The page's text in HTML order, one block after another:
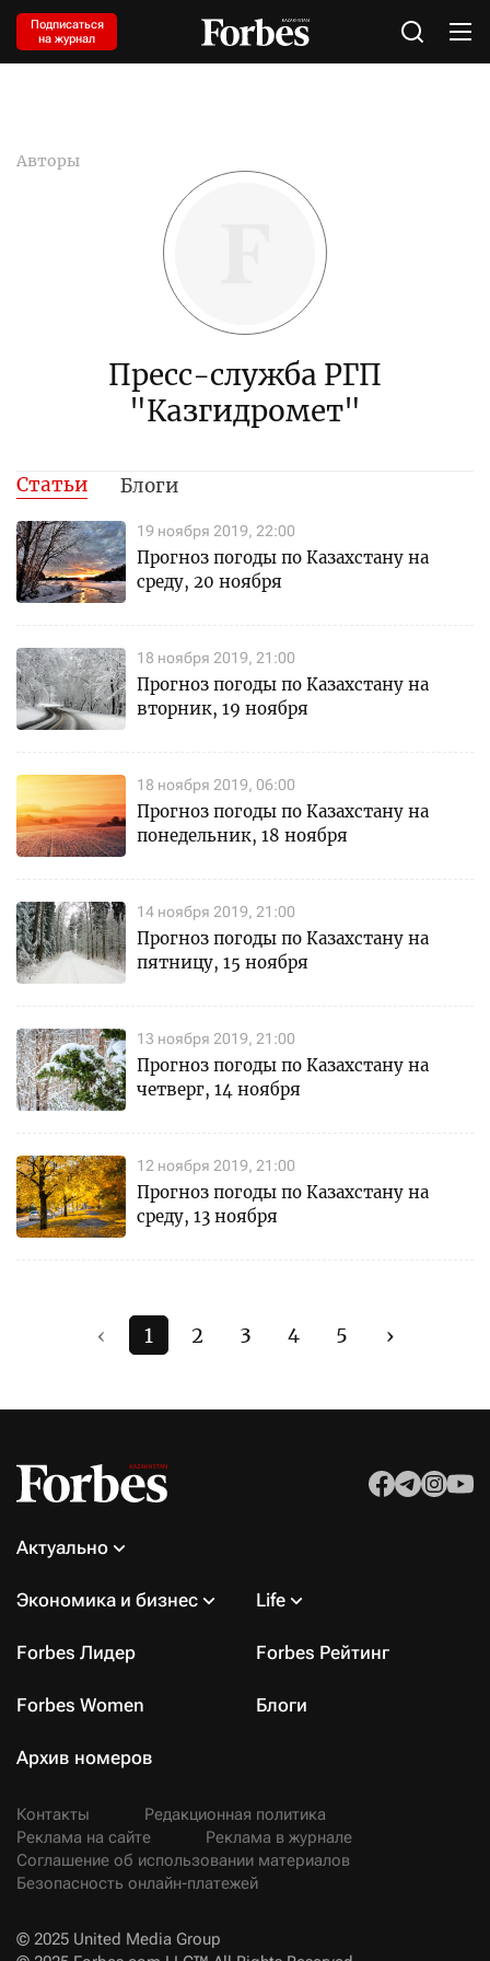
Подписаться
на журнал
Авторы
Пресс-служба РГП
"Казгидромет"
Статьи Блоги
19 ноября 2019, 22:00
Прогноз погоды по Казахстану на
среду, 20 ноября
18 ноября 2019, 21:00
Прогноз погоды по Казахстану на
вторник, 19 ноября
18 ноября 2019, 06:00
Прогноз погоды по Казахстану на
понедельник, 18 ноября
14 ноября 2019, 21:00
Прогноз погоды по Казахстану на
пятницу, 15 ноября
13 ноября 2019, 21:00
Прогноз погоды по Казахстану на
четверг, 14 ноября
12 ноября 2019, 21:00
Прогноз погоды по Казахстану на
среду, 13 ноября
‹ 1 2 3 4 5 ›
Актуально
Экономика и бизнес Life
Forbes Лидер Forbes Рейтинг
Forbes Women Блоги
Архив номеров
Контакты
Редакционная политика
Реклама на сайте
Реклама в журнале
Соглашение об использовании материалов
Безопасность онлайн-платежей
© 2025 United Media Group